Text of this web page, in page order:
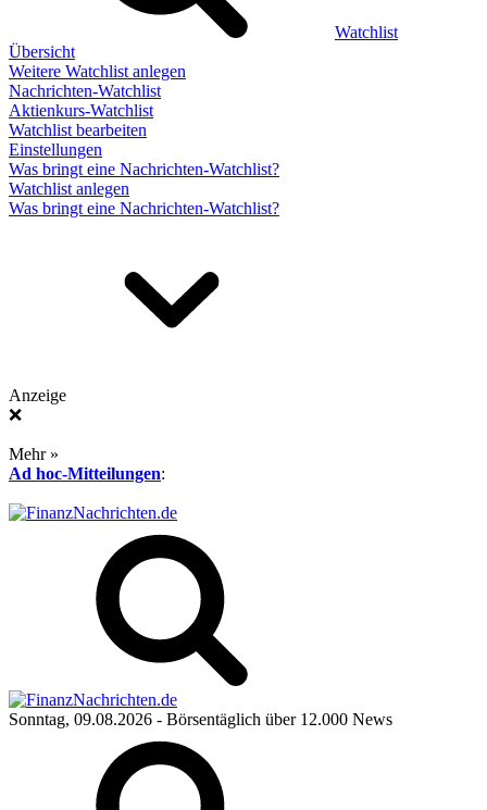
Watchlist
Übersicht
Weitere Watchlist anlegen
Nachrichten-Watchlist
Aktienkurs-Watchlist
Watchlist bearbeiten
Einstellungen
Was bringt eine Nachrichten-Watchlist?
Watchlist anlegen
Was bringt eine Nachrichten-Watchlist?
Anzeige
❌
Mehr »
Ad hoc-Mitteilungen:
Sonntag, 09.08.2026 - Börsentäglich über 12.000 News